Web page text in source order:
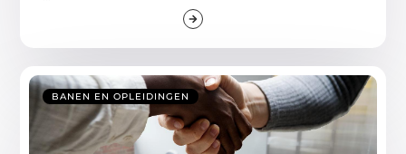
BANEN EN OPLEIDINGEN